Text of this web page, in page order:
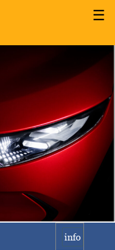
☰
info